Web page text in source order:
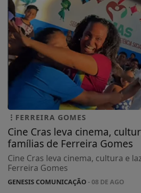
FERREIRA GOMES
Cine Cras leva cinema,
famílias de Ferreira Gomes
Cine Cras leva cinema, cultura e
Ferreira Gomes
GENESIS COMUNICAÇÃO- 08 DE AGO